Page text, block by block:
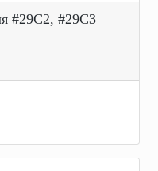
#29C2, #29C3